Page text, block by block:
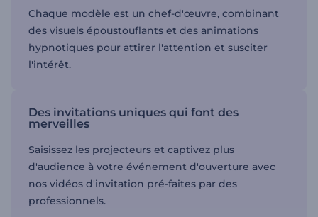
Chaque modèle est un chef-d'œuvre, combinant
des visuels époustouflants et des animations
hypnotiques pour attirer l'attention et susciter
l'intérêt.
Des invitations uniques qui font des
merveilles
Saisissez les projecteurs et captivez plus
d'audience à votre événement d'ouverture avec
nos vidéos d'invitation pré-faites par des
professionnels.